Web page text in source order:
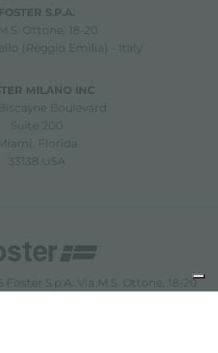
FOSTER S.P.A.
Ottone, 18-20
(Reggio Emilia) - Italy
MILANO INC
Boulevard
Suite 200
Florida
33138 USA
S.p.A. Via M.S. Ottone, 18-20